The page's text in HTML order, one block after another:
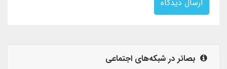
ارسال دیدگاه
بصائر در شبکه‌های اجتماعی